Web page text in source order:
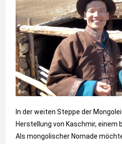
In der weiten Steppe der
Herstellung von Kaschmir, einem
Als mongolischer Nomade